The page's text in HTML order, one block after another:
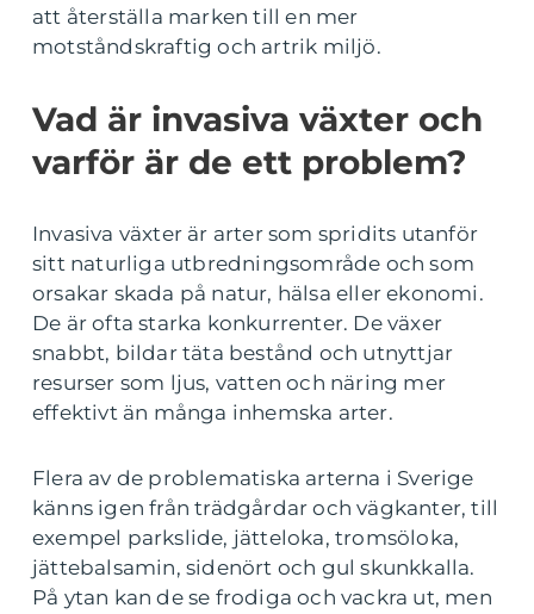
att återställa marken till en mer
motståndskraftig och artrik miljö.
Vad är invasiva växter och
varför är de ett problem?
Invasiva växter är arter som spridits utanför
sitt naturliga utbredningsområde och som
orsakar skada på natur, hälsa eller ekonomi.
De är ofta starka konkurrenter. De växer
snabbt, bildar täta bestånd och utnyttjar
resurser som ljus, vatten och näring mer
effektivt än många inhemska arter.
Flera av de problematiska arterna i Sverige
känns igen från trädgårdar och vägkanter, till
exempel parkslide, jätteloka, tromsöloka,
jättebalsamin, sidenört och gul skunkkalla.
På ytan kan de se frodiga och vackra ut, men